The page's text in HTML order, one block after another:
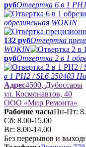
рубОтвертка 6 в 1
обрезиненная WOKIN
132 рубОтвертка
WOKIN
рубОтвертка 2 в 1
в 1 PH2 / SL6 250403
Адрес4500, Дубоссары
ул. Космонавтов, 40
ООО «Мир Ремонта»
Рабочие часыПн-Пт:
Сб: 8.00-15.00
Вс: 8.00-14.00
Без перерывов и